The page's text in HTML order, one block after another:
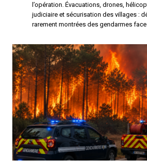
l’opération. Évacuations, drones,
judiciaire et sécurisation des villages :
rarement montrées des gendarmes face